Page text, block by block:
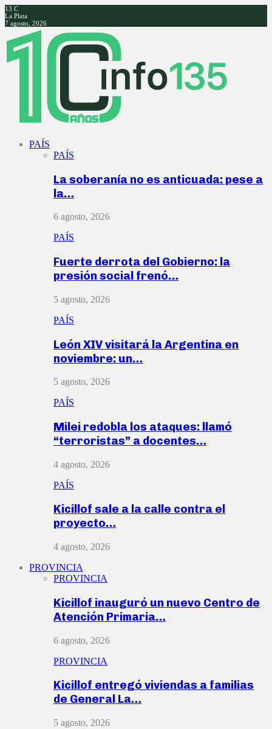
13 C
La Plata
7 agosto, 2026
Facebook
Twitter
Instagram
Youtube
PAÍS
PAÍS
La soberanía no es anticuada: pese a
la…
6 agosto, 2026
PAÍS
Fuerte derrota del Gobierno: la
presión social frenó…
5 agosto, 2026
PAÍS
León XIV visitará la Argentina en
noviembre: un…
5 agosto, 2026
PAÍS
Milei redobla los ataques: llamó
“terroristas” a docentes…
4 agosto, 2026
PAÍS
Kicillof sale a la calle contra el
proyecto…
4 agosto, 2026
PROVINCIA
PROVINCIA
Kicillof inauguró un nuevo Centro de
Atención Primaria…
6 agosto, 2026
PROVINCIA
Kicillof entregó viviendas a familias
de General La…
5 agosto, 2026